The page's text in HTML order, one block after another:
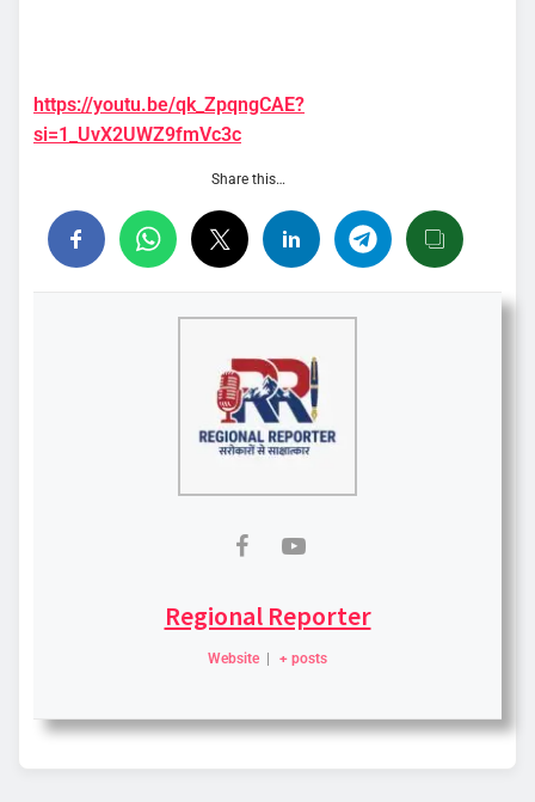
https://youtu.be/qk_ZpqngCAE?
si=1_UvX2UWZ9fmVc3c
Share this…
Regional Reporter
Website | + posts